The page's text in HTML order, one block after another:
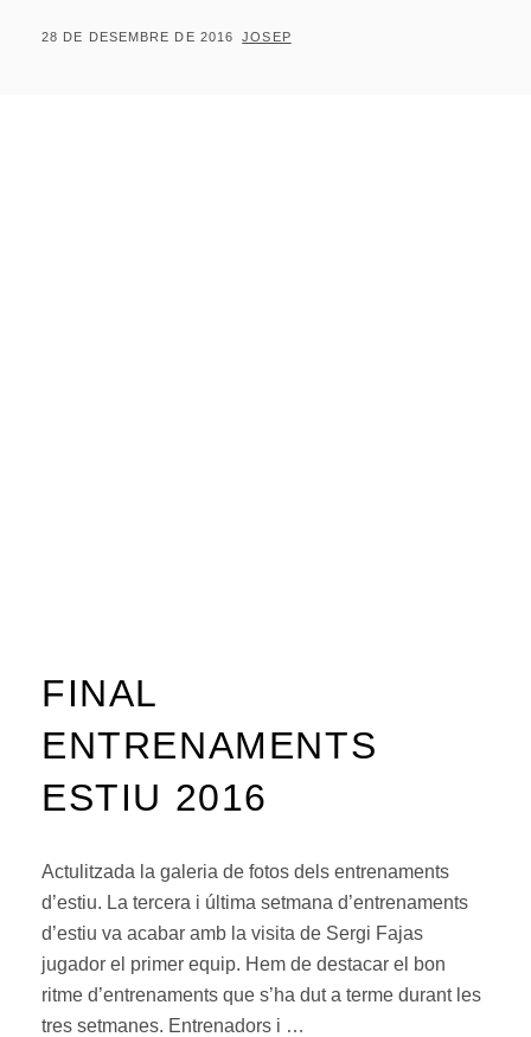
NADAL
POSTED
28 DE DESEMBRE DE 2016 BY
JOSEP
FINAL
ENTRENAMENTS
ESTIU 2016
Actulitzada la galeria de fotos dels entrenaments
d’estiu. La tercera i última setmana d’entrenaments
d’estiu va acabar amb la visita de Sergi Fajas
jugador el primer equip. Hem de destacar el bon
ritme d’entrenaments que s’ha dut a terme durant les
tres setmanes. Entrenadors i …